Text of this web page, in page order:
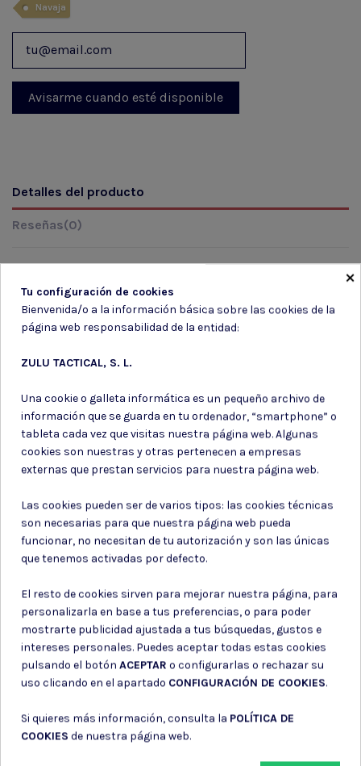
Navaja
Detalles del producto
Reseñas(0)
Marca
Suscríbete a nuestro boletín
Puede darse de baja en cualquier momento. Para ello, consulte nuestra
información de contacto en el aviso legal.
Consiento el uso de mis datos para los fines indicados en la
Consiento el uso de mis datos personales para recibir publicidad
de su entidad.
×
Tu configuración de cookies
Bienvenida/o a la información básica sobre las cookies de la
página web responsabilidad de la entidad:
ZULU TACTICAL, S. L.
Una cookie o galleta informática es un pequeño archivo de
información que se guarda en tu ordenador, “smartphone” o
tableta cada vez que visitas nuestra página web. Algunas
cookies son nuestras y otras pertenecen a empresas
externas que prestan servicios para nuestra página web.
Las cookies pueden ser de varios tipos: las cookies técnicas
son necesarias para que nuestra página web pueda
funcionar, no necesitan de tu autorización y son las únicas
que tenemos activadas por defecto.
El resto de cookies sirven para mejorar nuestra página, para
personalizarla en base a tus preferencias, o para poder
mostrarte publicidad ajustada a tus búsquedas, gustos e
intereses personales. Puedes aceptar todas estas cookies
pulsando el botón ACEPTAR o configurarlas o rechazar su
uso clicando en el apartado CONFIGURACIÓN DE COOKIES.
Si quieres más información, consulta la POLÍTICA DE
COOKIES de nuestra página web.